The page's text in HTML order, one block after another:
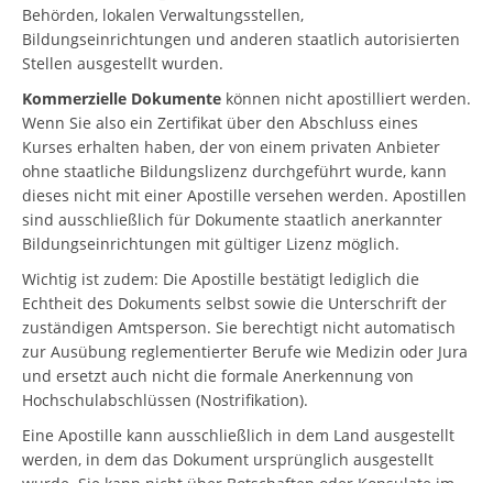
Behörden, lokalen Verwaltungsstellen,
Bildungseinrichtungen und anderen staatlich autorisierten
Stellen ausgestellt wurden.
Kommerzielle Dokumente können nicht apostilliert werden.
Wenn Sie also ein Zertifikat über den Abschluss eines
Kurses erhalten haben, der von einem privaten Anbieter
ohne staatliche Bildungslizenz durchgeführt wurde, kann
dieses nicht mit einer Apostille versehen werden. Apostillen
sind ausschließlich für Dokumente staatlich anerkannter
Bildungseinrichtungen mit gültiger Lizenz möglich.
Wichtig ist zudem: Die Apostille bestätigt lediglich die
Echtheit des Dokuments selbst sowie die Unterschrift der
zuständigen Amtsperson. Sie berechtigt nicht automatisch
zur Ausübung reglementierter Berufe wie Medizin oder Jura
und ersetzt auch nicht die formale Anerkennung von
Hochschulabschlüssen (Nostrifikation).
Eine Apostille kann ausschließlich in dem Land ausgestellt
werden, in dem das Dokument ursprünglich ausgestellt